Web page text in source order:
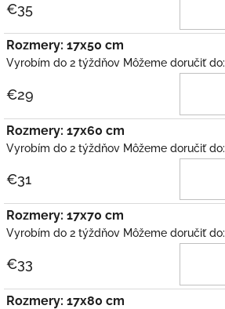
€35
Rozmery: 17x50 cm
Vyrobím do 2 týždňov Môžeme doručiť do:
€29
Rozmery: 17x60 cm
Vyrobím do 2 týždňov Môžeme doručiť do:
€31
Rozmery: 17x70 cm
Vyrobím do 2 týždňov Môžeme doručiť do:
€33
Rozmery: 17x80 cm